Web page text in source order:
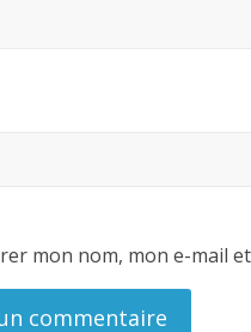
mon nom, mon e-mail